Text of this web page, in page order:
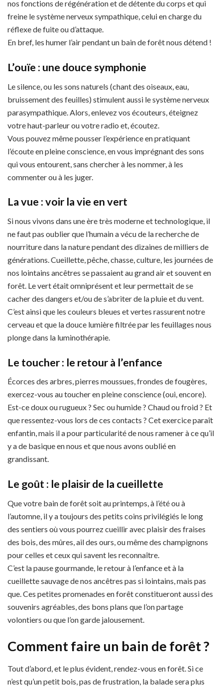
nos fonctions de régénération et de détente du corps et qui
freine le système nerveux sympathique, celui en charge du
réflexe de fuite ou d’attaque.
En bref, les humer l’air pendant un bain de forêt nous détend !
L’ouïe : une douce symphonie
Le silence, ou les sons naturels (chant des oiseaux, eau,
bruissement des feuilles) stimulent aussi le système nerveux
parasympathique. Alors, enlevez vos écouteurs, éteignez
votre haut-parleur ou votre radio et, écoutez.
Vous pouvez même pousser l’expérience en pratiquant
l’écoute en pleine conscience, en vous imprégnant des sons
qui vous entourent, sans chercher à les nommer, à les
commenter ou à les juger.
La vue : voir la vie en vert
Si nous vivons dans une ère très moderne et technologique, il
ne faut pas oublier que l’humain a vécu de la recherche de
nourriture dans la nature pendant des dizaines de milliers de
générations. Cueillette, pêche, chasse, culture, les journées de
nos lointains ancêtres se passaient au grand air et souvent en
forêt. Le vert était omniprésent et leur permettait de se
cacher des dangers et/ou de s’abriter de la pluie et du vent.
C’est ainsi que les couleurs bleues et vertes rassurent notre
cerveau et que la douce lumière filtrée par les feuillages nous
plonge dans la luminothérapie.
Le toucher : le retour à l’enfance
Écorces des arbres, pierres moussues, frondes de fougères,
exercez-vous au toucher en pleine conscience (oui, encore).
Est-ce doux ou rugueux ? Sec ou humide ? Chaud ou froid ? Et
que ressentez-vous lors de ces contacts ? Cet exercice paraît
enfantin, mais il a pour particularité de nous ramener à ce qu’il
y a de basique en nous et que nous avons oublié en
grandissant.
Le goût : le plaisir de la cueillette
Que votre bain de forêt soit au printemps, à l’été ou à
l’automne, il y a toujours des petits coins privilégiés le long
des sentiers où vous pourrez cueillir avec plaisir des fraises
des bois, des mûres, ail des ours, ou même des champignons
pour celles et ceux qui savent les reconnaître.
C’est la pause gourmande, le retour à l’enfance et à la
cueillette sauvage de nos ancêtres pas si lointains, mais pas
que. Ces petites promenades en forêt constitueront aussi des
souvenirs agréables, des bons plans que l’on partage
volontiers ou que l’on garde jalousement.
Comment faire un bain de forêt ?
Tout d’abord, et le plus évident, rendez-vous en forêt. Si ce
n’est qu’un petit bois, pas de frustration, la balade sera plus